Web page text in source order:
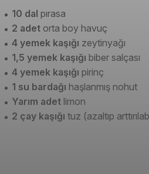
10 dal pırasa
2 adet orta boy havuç
4 yemek kaşığı zeytinyağı
1,5 yemek kaşığı biber salçası
4 yemek kaşığı pirinç
1 su bardağı haşlanmış nohut
Yarım adet limon
2 çay kaşığı tuz (azaltıp